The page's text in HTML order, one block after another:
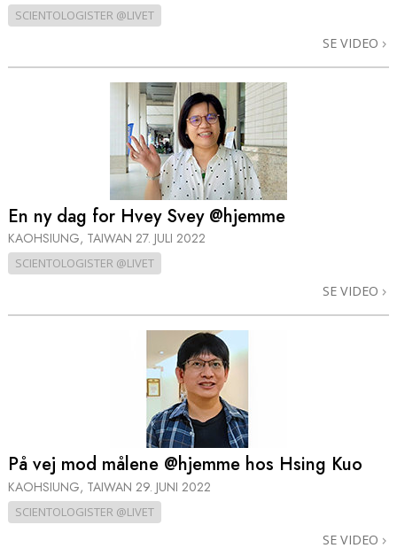
SCIENTOLOGISTER @LIVET
SE VIDEO
En ny dag for Hvey Svey @hjemme
KAOHSIUNG, TAIWAN 27. JULI 2022
SCIENTOLOGISTER @LIVET
SE VIDEO
På vej mod målene @hjemme hos Hsing Kuo
KAOHSIUNG, TAIWAN 29. JUNI 2022
SCIENTOLOGISTER @LIVET
SE VIDEO